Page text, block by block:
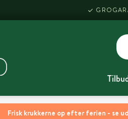
Frisk krukkerne op efter ferien - se